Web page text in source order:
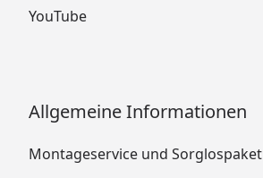
YouTube
Allgemeine Informationen
Montageservice und Sorglospaket